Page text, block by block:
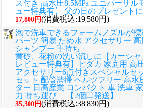
ス付き 高水圧8.5MPa ユニバーサル
ュー特典有】 父の日のプレゼント
17,800円(消費税込:19,580円)
泡で洗車できるフォームノズルが標
パーツ 簡易 ため水 アクセサリー
シャンプー 手持ち
黄砂、花粉の洗い流しに
【カーシ
レビュー特典有】ヒダカ 家庭用 高
アクセサリー6点付きスペシャルセ
セット 配管清掃 ヘルツフリー 高水
ター 日高産業 コンパクト 車 洗車
力 持ち運び 【2個口発送】
35,300円(消費税込:38,830円)